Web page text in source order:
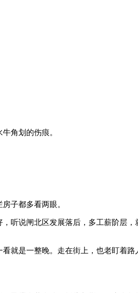
角划的伤痕。
子都多看两眼。
听说闸北区发展落后，多工薪阶层，
就是一整晚。走在街上，也老盯着路